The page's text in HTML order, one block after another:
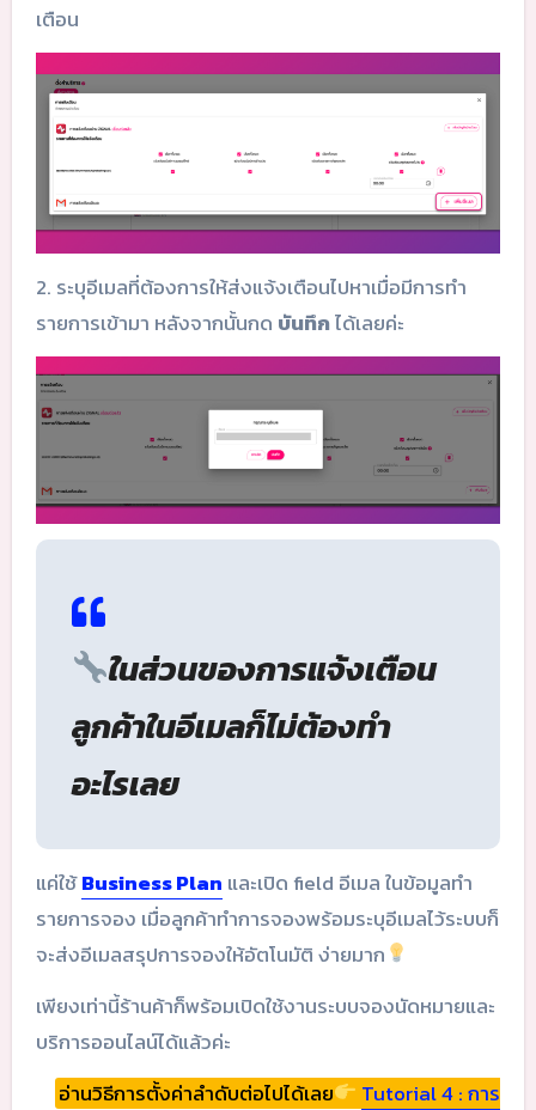
เตือน
2. ระบุอีเมลที่ต้องการให้ส่งแจ้งเตือนไปหาเมื่อมีการทำ
รายการเข้ามา หลังจากนั้นกด บันทึกได้เลยค่ะ
ในส่วนของการแจ้งเตือน
ลูกค้าในอีเมลก็ไม่ต้องทำ
อะไรเลย
แค่ใช้Business Plan และเปิด field อีเมล ในข้อมูลทำ
รายการจอง เมื่อลูกค้าทำการจองพร้อมระบุอีเมลไว้ระบบก็
จะส่งอีเมลสรุปการจองให้อัตโนมัติ ง่ายมาก
เพียงเท่านี้ร้านค้าก็พร้อมเปิดใช้งานระบบจองนัดหมายและ
บริการออนไลน์ได้แล้วค่ะ
อ่านวิธีการตั้งค่าลำดับต่อไปได้เลย
Tutorial 4 : การ